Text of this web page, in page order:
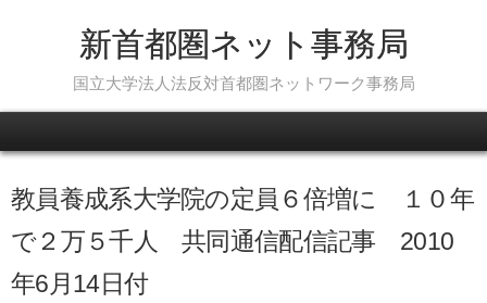
新首都圏ネット事務局
国立大学法人法反対首都圏ネットワーク事務局
教員養成系大学院の定員６倍増に １０年
で２万５千人 共同通信配信記事 2010
年6月14日付